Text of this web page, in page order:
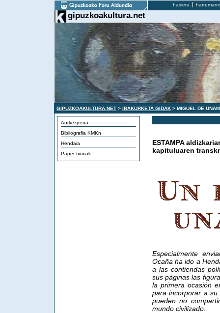
hasiera
gipuzkoakultura.net
GIPUZKOAKULTURA.NET > IRAKURKETA GIDAK > MIGUEL DE
Aurkezpena
Bibliografia KMKn
Hendaia
Paper txoriak
ESTAMPA
kapituluaren
Especialmente
Ocaña ha ido a
a las contiendas
sus páginas las
la primera ocasión
para incorporar a
pueden no
mundo civilizado.